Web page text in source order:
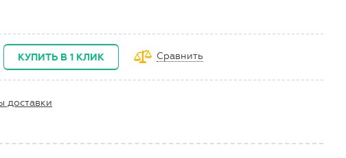
КУПИТЬ В 1 КЛИК Сравнить
доставки